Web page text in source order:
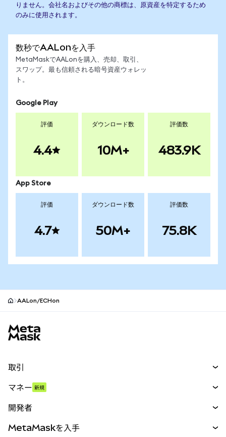
りません。会社名およびその他の商標は、原資産を特定するため
のみに使用されます。
数秒でAALonを入手
MetaMaskでAALonを購入、売却、取引、
スワップ。最も信頼される暗号資産ウォレッ
ト。
Google Play
評価
4.4
ダウンロード数
10M+
評価数
483.9K
App Store
評価
4.7
ダウンロード数
50M+
評価数
75.8K
AALon/ECHon
取引
パーペチュアル
RWA
マネー 新規
開発者
MetaMaskを入手